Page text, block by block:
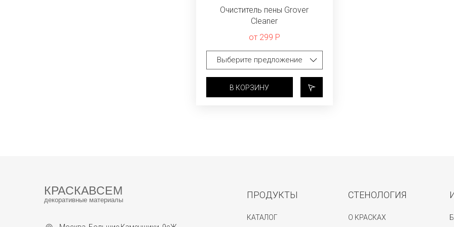
Очиститель пены Grover
Cleaner
от 299 Р
В КОРЗИНУ
КРАСКАВСЕМ
декоративные материалы ПРОДУКТЫ
КАТАЛОГ
СТЕНОЛОГИЯ
О КРАСКАХ